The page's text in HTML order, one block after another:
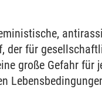
der für
große Gefahr für